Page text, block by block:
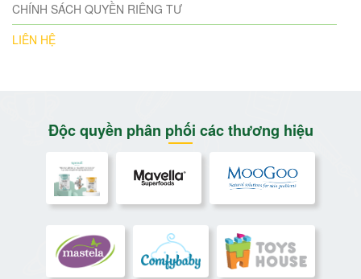
CHÍNH SÁCH QUYỀN RIÊNG TƯ
LIÊN HỆ
Độc quyền phân phối các thương hiệu